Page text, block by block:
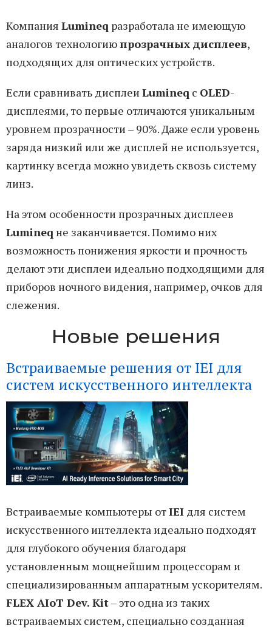
Компания Lumineq разработала не имеющую
аналогов технологиюпрозрачных дисплеев,
подходящих для оптических устройств.
Если сравнивать дисплеи Lumineq с OLED-
дисплеями, то первые отличаются уникальным
уровнем прозрачности – 90%. Даже если уровень
заряда низкий или же дисплей не используется,
картинку всегда можно увидеть сквозь систему
линз.
На этом особенности прозрачных дисплеев
Lumineq не заканчивается. Помимо них
возможность понижения яркости и прочность
делают эти дисплеи идеально подходящими для
приборов ночного видения, например, очков для
слежения.
Новые решения
Встраиваемые решения от IEI для
систем искусственного интеллекта
Встраиваемые компьютеры отIEI для систем
искусственного интеллекта идеально подходят
для глубокого обучения благодаря
установленным мощнейшим процессорам и
специализированным аппаратным ускорителям.
FLEX AIoT Dev. Kit– это одна из таких
встраиваемых систем, специально созданная